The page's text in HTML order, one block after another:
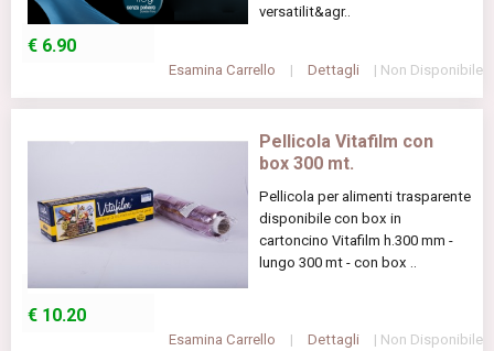
versatilit&agr..
€ 6.90
Esamina Carrello | Dettagli | Non Disponibile
Pellicola Vitafilm con
box 300 mt.
Pellicola per alimenti trasparente
disponibile con box in
cartoncino Vitafilm h.300 mm -
lungo 300 mt - con box ..
€ 10.20
Esamina Carrello | Dettagli | Non Disponibile